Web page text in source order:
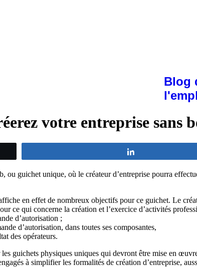
Blog
votre entreprise sans
ou guichet unique, où le créateur d’entreprise pourra
en effet de nombreux objectifs pour ce guichet. Le
ce qui concerne la création et l’exercice d’activités
d’autorisation ;
d’autorisation, dans toutes ses composantes,
des opérateurs.
guichets physiques uniques qui devront être mise en
à simplifier les formalités de création d’entreprise,